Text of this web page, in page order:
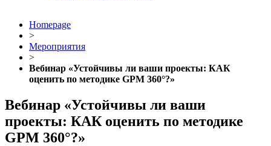
Homepage
>
Мероприятия
>
Вебинар «Устойчивы ли ваши проекты: КАК
оценить по методике GPM 360°?»
Вебинар «Устойчивы ли ваши
проекты: КАК оценить по методике
GPM 360°?»